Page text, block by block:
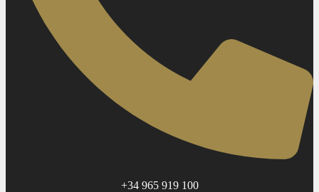
+34 965 919 100